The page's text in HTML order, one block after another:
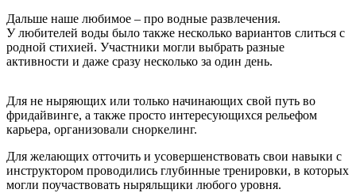
Дальше наше любимое – про водные развлечения.
У любителей воды было также несколько вариантов слиться с
родной стихией. Участники могли выбрать разные
активности и даже сразу несколько за один день.
Для не ныряющих или только начинающих свой путь во
фридайвинге, а также просто интересующихся рельефом
карьера, организовали сноркелинг.
Для желающих отточить и усовершенствовать свои навыки с
инструктором проводились глубинные тренировки, в которых
могли поучаствовать ныряльщики любого уровня.